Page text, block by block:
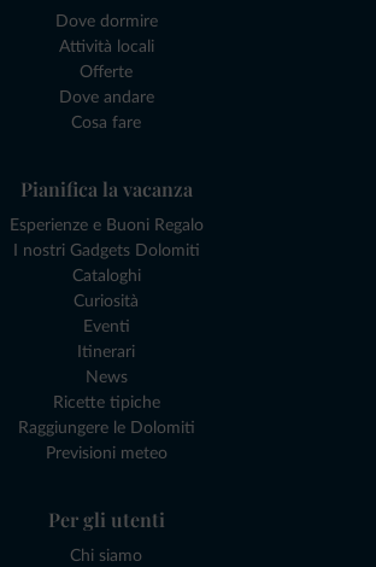
Dove dormire
Attività locali
Offerte
Dove andare
Cosa fare
Pianifica la vacanza
Esperienze e Buoni Regalo
I nostri Gadgets Dolomiti
Cataloghi
Curiosità
Eventi
Itinerari
News
Ricette tipiche
Raggiungere le Dolomiti
Previsioni meteo
Per gli utenti
Chi siamo